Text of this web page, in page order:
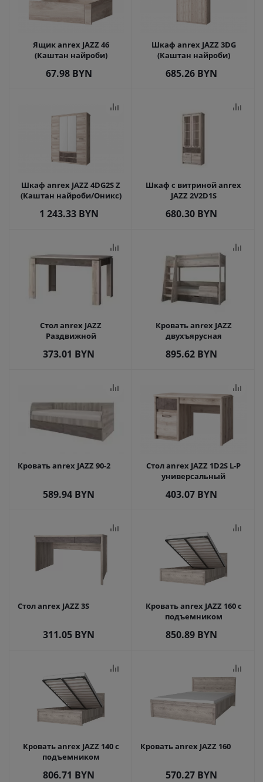
Ящик anrex JAZZ 46
(Каштан найроби)
67.98BYN
Шкаф anrex JAZZ 3DG
(Каштан найроби)
685.26 BYN
Шкаф anrex JAZZ 4DG2S Z
(Каштан найроби/Оникс)
1 243.33BYN
Шкаф с витриной anrex
JAZZ 2V2D1S
680.30 BYN
Стол anrex JAZZ
Раздвижной
373.01 BYN
Кровать anrex JAZZ
двухъярусная
895.62 BYN
Кровать anrex JAZZ 90-2
589.94 BYN
Стол anrex JAZZ 1D2S L-P
универсальный
403.07 BYN
Стол anrex JAZZ 3S
311.05 BYN
Кровать anrex JAZZ 160 с
подъемником
850.89 BYN
Кровать anrex JAZZ 140 с
подъемником
806.71 BYN
Кровать anrex JAZZ 160
570.27 BYN